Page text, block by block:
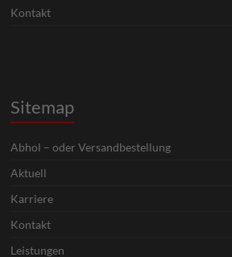
Kontakt
Sitemap
Abhol – oder Versandbestellung
Aktuell
Karriere
Kontakt
Leistungen